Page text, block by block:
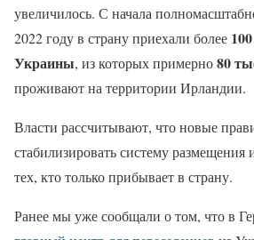
увеличилось. С начала
2022 году в страну приехали более
Украины, из которых примерно80
проживают на территории Ирландии.
Власти рассчитывают, что новые
стабилизировать систему размещения
тех, кто только прибывает в страну.
Ранее мы уже сообщали о том, что в